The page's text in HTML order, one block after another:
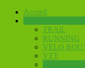
Accueil
TRAIL
RUNNING
VELO
VTT